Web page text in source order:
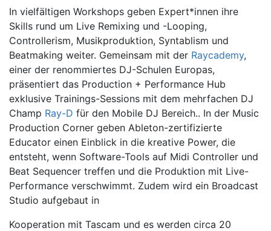
In vielfältigen Workshops geben Expert*innen ihre
Skills rund um Live Remixing und -Looping,
Controllerism, Musikproduktion, Syntablism und
Beatmaking weiter. Gemeinsam mit der Raycademy,
einer der renommiertes DJ-Schulen Europas,
präsentiert das Production + Performance Hub
exklusive Trainings-Sessions mit dem mehrfachen DJ
Champ Ray-D für den Mobile DJ Bereich.. In der Music
Production Corner geben Ableton-zertifizierte
Educator einen Einblick in die kreative Power, die
entsteht, wenn Software-Tools auf Midi Controller und
Beat Sequencer treffen und die Produktion mit Live-
Performance verschwimmt. Zudem wird ein Broadcast
Studio aufgebaut in
Kooperation mit Tascam und es werden circa 20